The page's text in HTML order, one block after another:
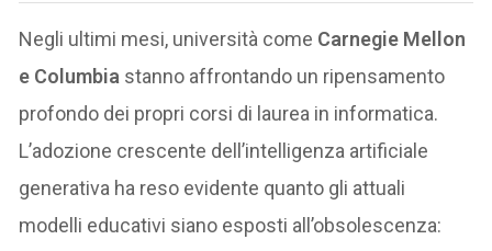
Negli ultimi mesi, università come Carnegie Mellon
e Columbia stanno affrontando un ripensamento
profondo dei propri corsi di laurea in informatica.
L’adozione crescente dell’intelligenza artificiale
generativa ha reso evidente quanto gli attuali
modelli educativi siano esposti all’obsolescenza: